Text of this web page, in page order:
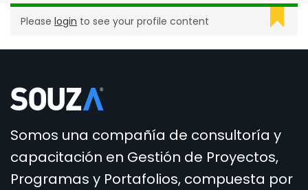
Please login to see your profile content
Somos una compañía de consultoría y
capacitación en Gestión de Proyectos,
Programas y Portafolios, compuesta por